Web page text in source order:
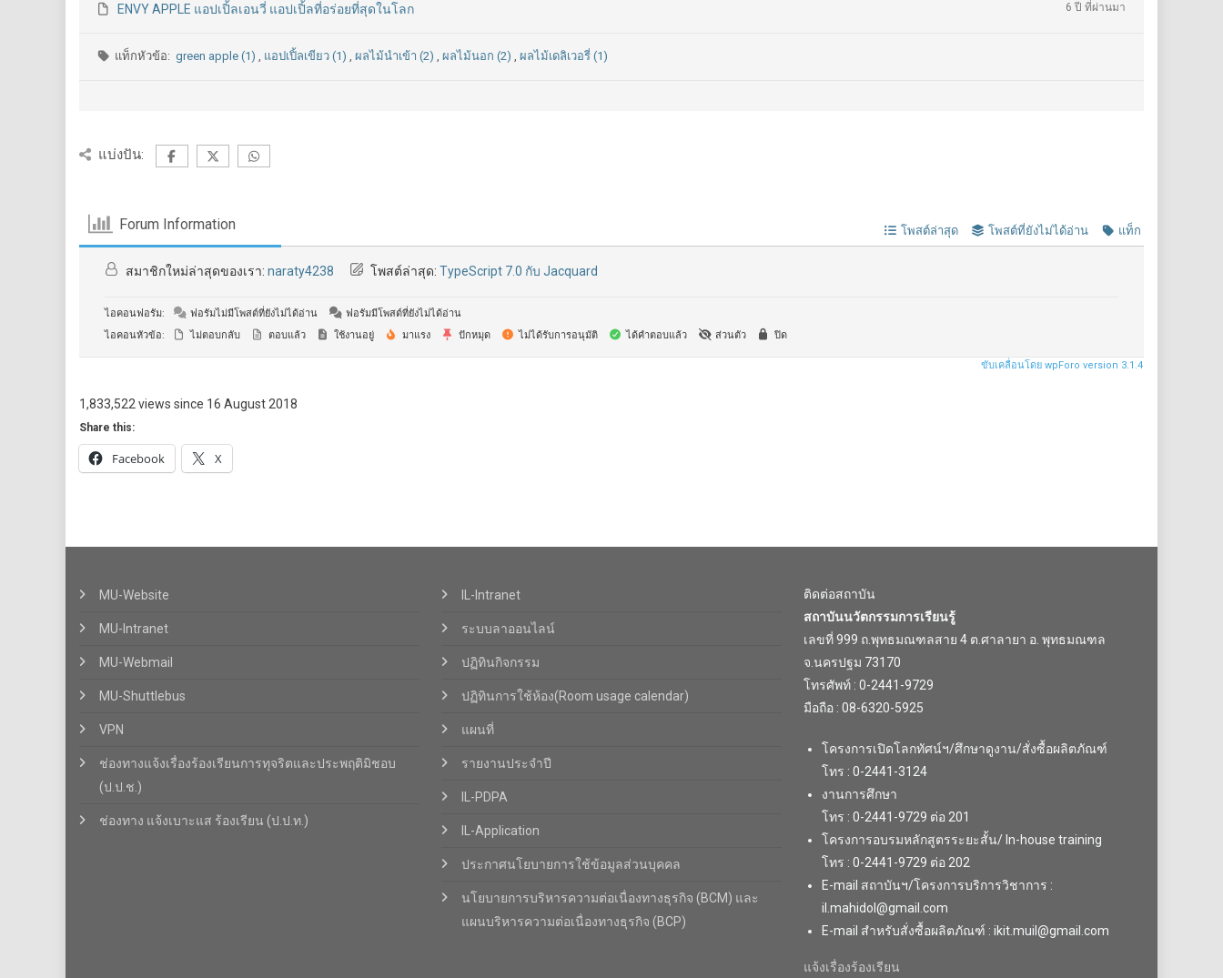
ENVY APPLE แอปเปิ้ลเอนวี่ แอปเปิ้ลที่อร่อยที่สุดในโลก 6 ปี ที่ผ่านมา
แท็กหัวข้อ:green apple (1), แอปเปิ้ลเขียว (1), ผลไม้นำเข้า (2), ผลไม้นอก (2), ผลไม้เดลิเวอรี่ (1)
แบ่งปัน:
Forum Information โพสต์ล่าสุด โพสต์ที่ยังไม่ได้อ่าน แท็ก
สมาชิกใหม่ล่าสุดของเรา: naraty4238 โพสต์ล่าสุด: TypeScript 7.0 กับ Jacquard
ไอคอนฟอรัม: ฟอรัมไม่มีโพสต์ที่ยังไม่ได้อ่าน
ฟอรัมมีโพสต์ที่ยังไม่ได้อ่าน
ไอคอนหัวข้อ:
ไม่ตอบกลับ ตอบแล้ว ใช้งานอยู่ มาแรง ปักหมุด ไม่ได้รับการอนุมัติ ได้คำตอบแล้ว ส่วนตัว ปิด
ขับเคลื่อนโดย wpForo version 3.1.4
1,833,522 views since 16 August 2018
Share this:
Facebook X
MU-Website
MU-Intranet
MU-Webmail
MU-Shuttlebus
VPN
ช่องทางแจ้งเรื่องร้องเรียนการทุจริตและประพฤติมิชอบ
(ป.ป.ช.)
ช่องทาง แจ้งเบาะแส ร้องเรียน (ป.ป.ท.)
IL-Intranet
ระบบลาออนไลน์
ปฏิทินกิจกรรม
ปฏิทินการใช้ห้อง(Room usage calendar)
แผนที่
รายงานประจำปี
IL-PDPA
IL-Application
ประกาศนโยบายการใช้ข้อมูลส่วนบุคคล
นโยบายการบริหารความต่อเนื่องทางธุรกิจ (BCM) และ
แผนบริหารความต่อเนื่องทางธุรกิจ (BCP)
ติดต่อสถาบัน
สถาบันนวัตกรรมการเรียนรู้
เลขที่ 999 ถ.พุทธมณฑลสาย 4 ต.ศาลายา อ. พุทธมณฑล
จ.นครปฐม 73170
โทรศัพท์ : 0-2441-9729
มือถือ : 08-6320-5925
โครงการเปิดโลกทัศน์ฯ/ศึกษาดูงาน/สั่งซื้อผลิตภัณฑ์
โทร : 0-2441-3124
งานการศึกษา
โทร : 0-2441-9729 ต่อ 201
โครงการอบรมหลักสูตรระยะสั้น/ In-house training
โทร : 0-2441-9729 ต่อ 202
E-mail สถาบันฯ/โครงการบริการวิชาการ :
il.mahidol@gmail.com
E-mail สำหรับสั่งซื้อผลิตภัณฑ์ : ikit.muil@gmail.com
แจ้งเรื่องร้องเรียน